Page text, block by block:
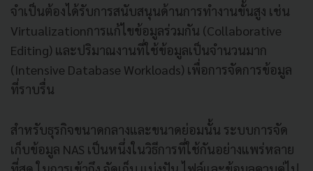
จำเป็นต้องได้รับการสนับสนุนด้านการทำงานขั้นสูง เช่น
Virtualizationการแก้ไขข้อมูลร่วมกัน (Collaborative
Editing) และปริมาณงานที่ใช้ข้อมูลเป็นจำนวนมาก
(Intensive Database Workloads) เพื่อการจัดการข้อมูล
ที่ราบรื่น
สำหรับธุรกิจขนาดกลางและขนาดย่อมนั้น ระบบการจัด
เก็บข้อมูล NAS เป็นหนึ่งในวิธีการที่ใช้กันอย่างแพร่หลาย